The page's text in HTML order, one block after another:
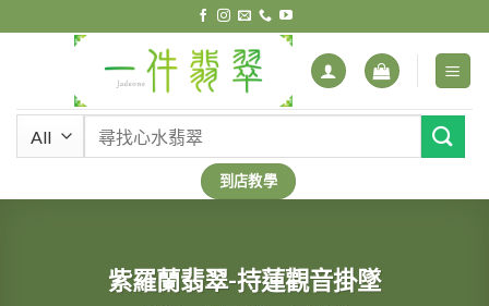
to
鍵
到店教學
紫羅蘭翡翠-持蓮觀音掛墜